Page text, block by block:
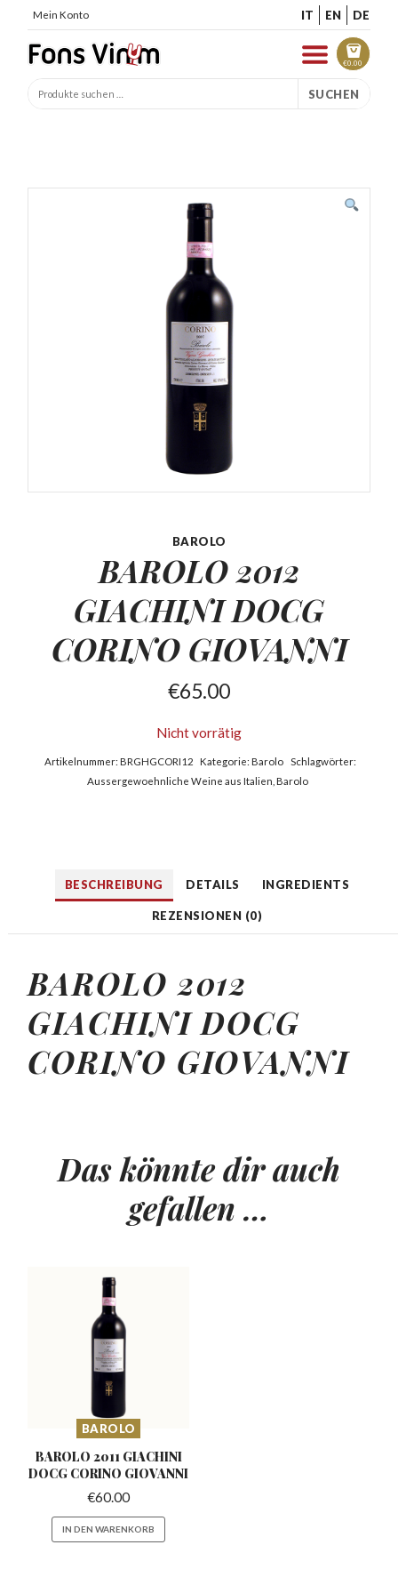
Mein Konto IT EN DE
€0.00
SUCHEN
BAROLO
BAROLO 2012
GIACHINIDOCG
CORINO GIOVANNI
€65.00
Nicht vorrätig
Artikelnummer: BRGHGCORI12 Kategorie:Barolo
Schlagwörter:
Aussergewoehnliche Weine aus Italien ,Barolo
BESCHREIBUNG DETAILS INGREDIENTS
REZENSIONEN (0)
BAROLO 2012
GIACHINI DOCG
CORINO GIOVANNI
Das könnte dir auch
gefallen …
BAROLO
BAROLO 2011 GIACHINI
DOCG CORINO GIOVANNI
€60.00
IN DEN WARENKORB